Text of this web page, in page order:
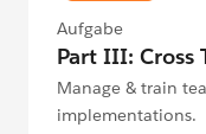
Aufgabe
Part III: Cross
Manage & train
implementations.